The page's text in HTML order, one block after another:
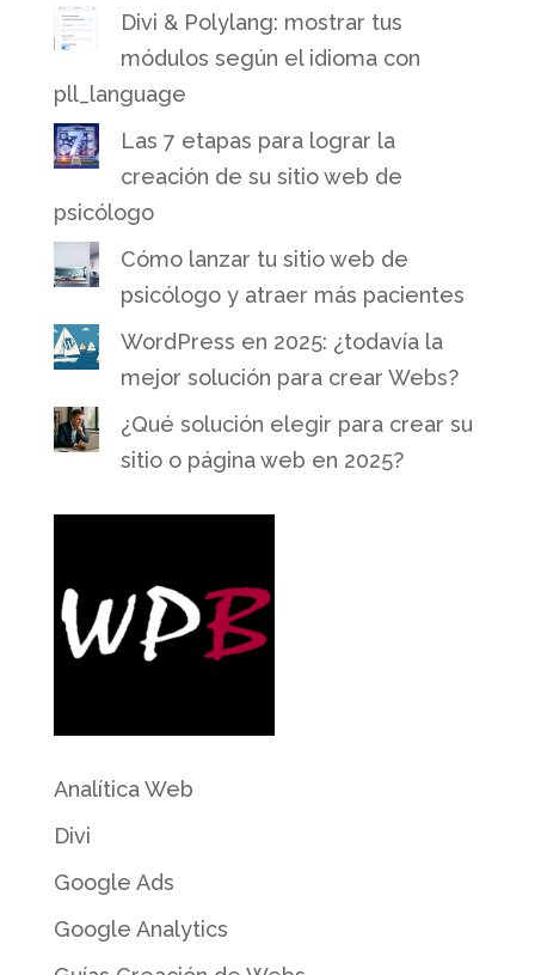
Divi & Polylang: mostrar tus
módulos según el idioma con
pll_language
Las 7 etapas para lograr la
creación de su sitio web de
psicólogo
Cómo lanzar tu sitio web de
psicólogo y atraer más pacientes
WordPress en 2025: ¿todavía la
mejor solución para crear Webs?
¿Qué solución elegir para crear su
sitio o página web en 2025?
Analítica Web
Divi
Google Ads
Google Analytics